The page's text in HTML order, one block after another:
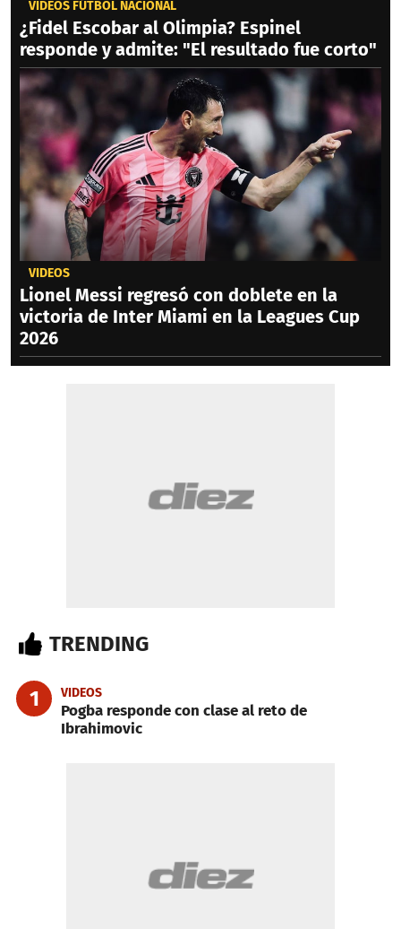
VIDEOS FÚTBOL NACIONAL
¿Fidel Escobar al Olimpia? Espinel
responde y admite: "El resultado fue corto"
VIDEOS
Lionel Messi regresó con doblete en la
victoria de Inter Miami en la Leagues Cup
2026
TRENDING
1 VIDEOS
Pogba responde con clase al reto de
Ibrahimovic